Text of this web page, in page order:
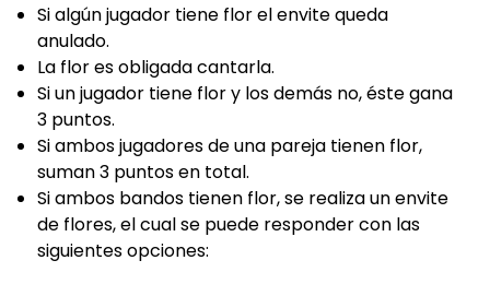
Si algún jugador tiene flor el envite queda
anulado.
La flor es obligada cantarla.
Si un jugador tiene flor y los demás no, éste gana
3 puntos.
Si ambos jugadores de una pareja tienen flor,
suman 3 puntos en total.
Si ambos bandos tienen flor, se realiza un envite
de flores, el cual se puede responder con las
siguientes opciones: